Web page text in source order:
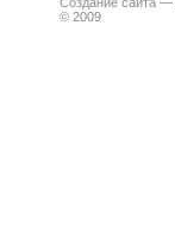
© 2009